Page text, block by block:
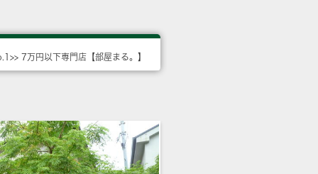
7万円以下専門店【部屋まる。】